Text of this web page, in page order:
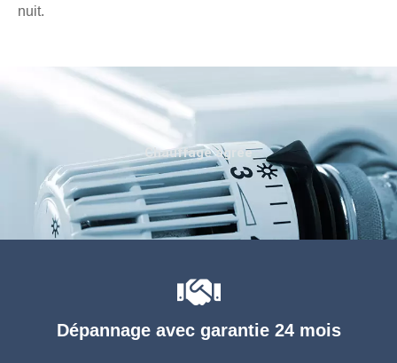
nuit.
Dépannage avec garantie 24 mois
Chauffage agréé